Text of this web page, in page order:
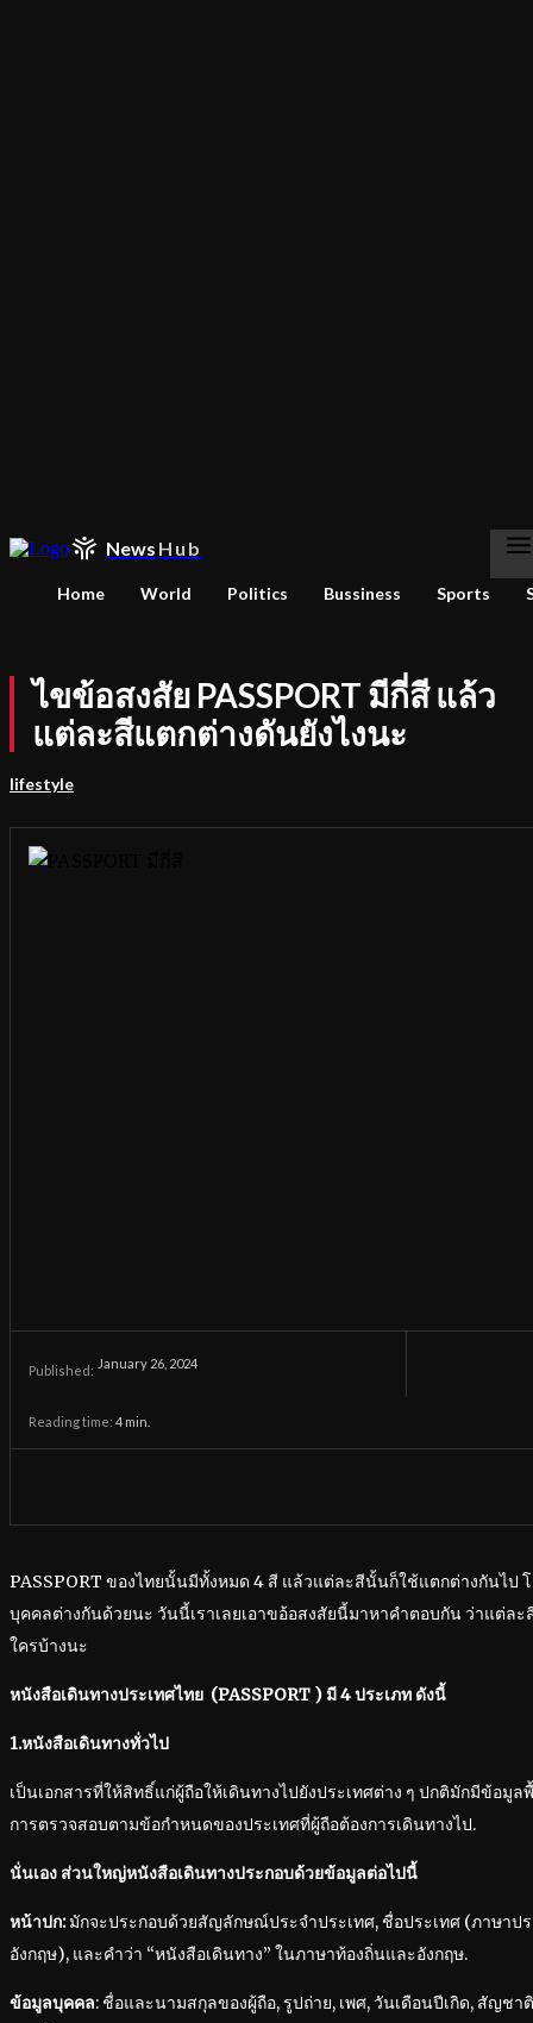
News Hub
Home World Politics Bussiness Sports
ไขข้อสงสัย PASSPORT มีกี่สี แล้ว
แต่ละสีแตกต่างดันยังไงนะ
lifestyle
Published: January 26, 2024
Reading time: 4 min.
PASSPORT ของไทยนั้นมีทั้งหมด 4 สี แล้วแต่ละสีนั้นก็ใช้แตกต่างกันไป
บุคคลต่างกันด้วยนะ วันนี้เราเลยเอาขอ้อสงสัยนี้มาหาคำตอบกัน ว่าแต่ละ
ใครบ้างนะ
หนังสือเดินทางประเทศไทย (PASSPORT ) มี 4 ประเภท ดังนี้
1.หนังสือเดินทางทั่วไป
เป็นเอกสารที่ให้สิทธิ์แก่ผู้ถือให้เดินทางไปยังประเทศต่าง ๆ ปกติมักมีข้อมู
การตรวจสอบตามข้อกำหนดของประเทศที่ผู้ถือต้องการเดินทางไป.
นั่นเอง ส่วนใหญ่หนังสือเดินทางประกอบด้วยข้อมูลต่อไปนี้
หน้าปก:มักจะประกอบด้วยสัญลักษณ์ประจำประเทศ, ชื่อประเทศ (ภาษาป
อังกฤษ), และคำว่า “หนังสือเดินทาง” ในภาษาท้องถิ่นและอังกฤษ.
ข้อมูลบุคคล: ชื่อและนามสกุลของผู้ถือ, รูปถ่าย, เพศ, วันเดือนปีเกิด, สัญชา